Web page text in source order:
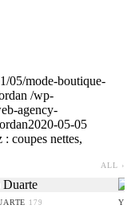
05/mode-boutique-
/wp-
agency-
2020-05-05
coupes nettes,
ALL ›
179